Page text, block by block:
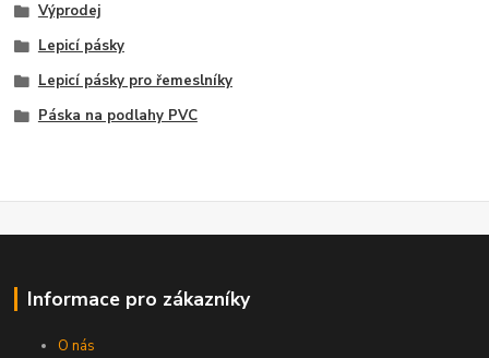
Výprodej
Lepicí pásky
Lepicí pásky pro řemeslníky
Páska na podlahy PVC
Informace pro zákazníky
O nás